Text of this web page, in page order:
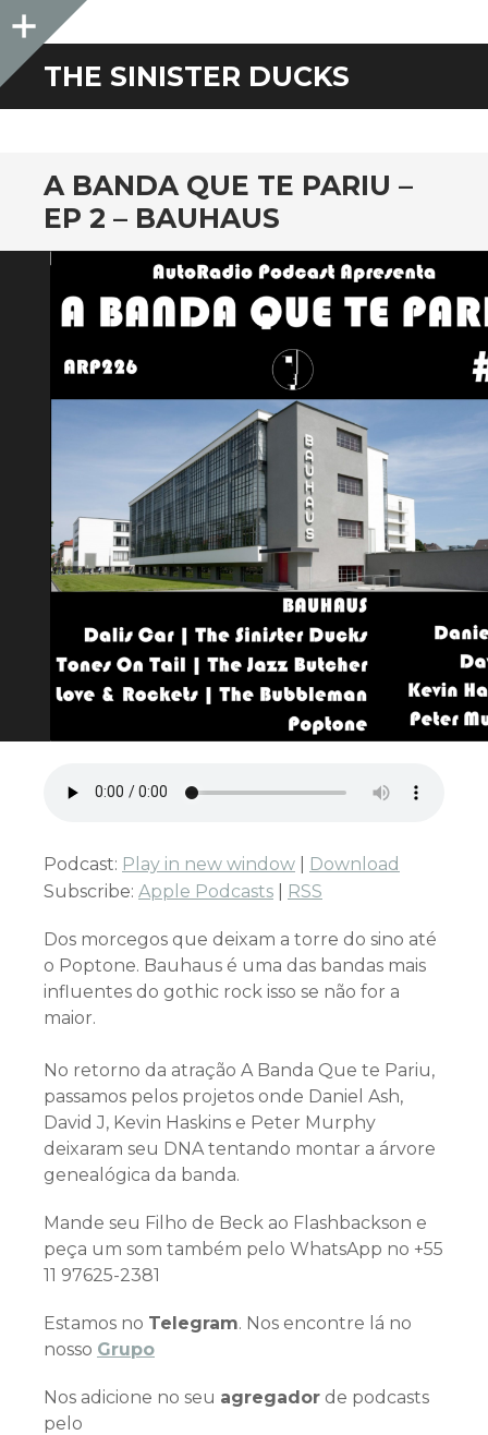
Sidebar
THE SINISTER DUCKS
A BANDA QUE TE PARIU –
EP 2 – BAUHAUS
Podcast: Play in new window
Download
Subscribe: Apple Podcasts RSS
Dos morcegos que deixam a torre do sino até
o Poptone. Bauhaus é uma das bandas mais
influentes do gothic rock isso se não for a
maior.
No retorno da atração A Banda Que te Pariu,
passamos pelos projetos onde Daniel Ash,
David J, Kevin Haskins e Peter Murphy
deixaram seu DNA tentando montar a árvore
genealógica da banda.
Mande seu Filho de Beck ao Flashbackson e
peça um som também pelo WhatsApp no +55
11 97625-2381
Estamos no Telegram. Nos encontre lá no
nosso Grupo
Nos adicione no seu agregador de podcasts
pelo